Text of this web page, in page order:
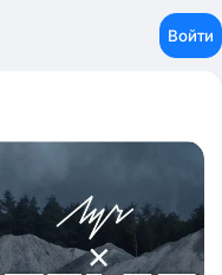
Войти